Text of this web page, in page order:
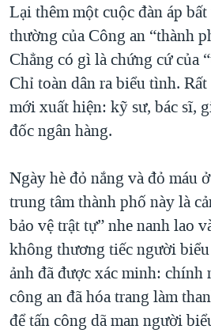
Lại thêm một cuộc đàn áp
thường của Công an “thành
Chẳng có gì là chứng cứ của
Chỉ toàn dân ra biểu tình.
mới xuất hiện: kỹ sư, bác sĩ,
đốc ngân hàng.
Ngày hè đỏ nắng và đỏ máu
trung tâm thành phố này là
bảo vệ trật tự” nhe nanh lao
không thương tiếc người
ảnh đã được xác minh: chính
công an đã hóa trang làm
để tấn công dã man người